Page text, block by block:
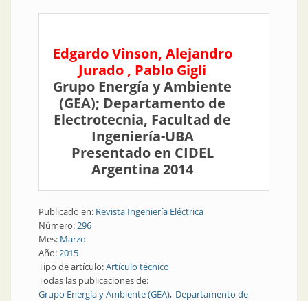
Edgardo Vinson, Alejandro
Jurado , Pablo Gigli
Grupo Energía y Ambiente
(GEA); Departamento de
Electrotecnia, Facultad de
Ingeniería-UBA
Presentado en CIDEL
Argentina 2014
Publicado en: Revista Ingeniería Eléctrica
Número:296
Mes: Marzo
Año:2015
Tipo de artículo:Artículo técnico
Todas las publicaciones de:
Grupo Energía y Ambiente (GEA) Departamento de